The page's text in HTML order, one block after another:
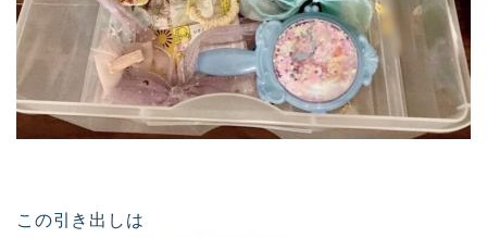
この引き出しは